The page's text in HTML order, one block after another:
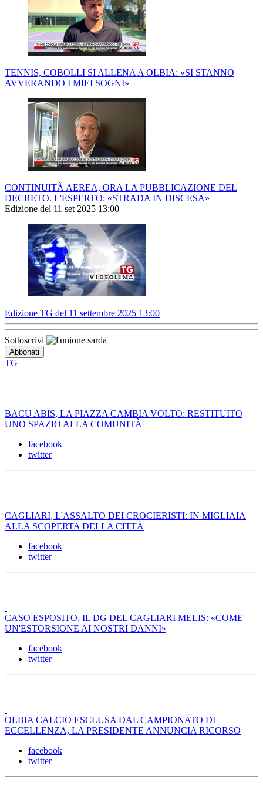
TENNIS, COBOLLI SI ALLENA A OLBIA: «SI STANNO
AVVERANDO I MIEI SOGNI»
CONTINUITÀ AEREA, ORA LA PUBBLICAZIONE DEL
DECRETO. L'ESPERTO: «STRADA IN DISCESA»
Edizione del 11 set 2025 13:00
Edizione TG del 11 settembre 2025 13:00
Sottoscrivi
TG
BACU ABIS, LA PIAZZA CAMBIA VOLTO: RESTITUITO
UNO SPAZIO ALLA COMUNITÀ
facebook
twitter
CAGLIARI, L'ASSALTO DEI CROCIERISTI: IN MIGLIAIA
ALLA SCOPERTA DELLA CITTÀ
facebook
twitter
CASO ESPOSITO, IL DG DEL CAGLIARI MELIS: «COME
UN'ESTORSIONE AI NOSTRI DANNI»
facebook
twitter
OLBIA CALCIO ESCLUSA DAL CAMPIONATO DI
ECCELLENZA, LA PRESIDENTE ANNUNCIA RICORSO
facebook
twitter